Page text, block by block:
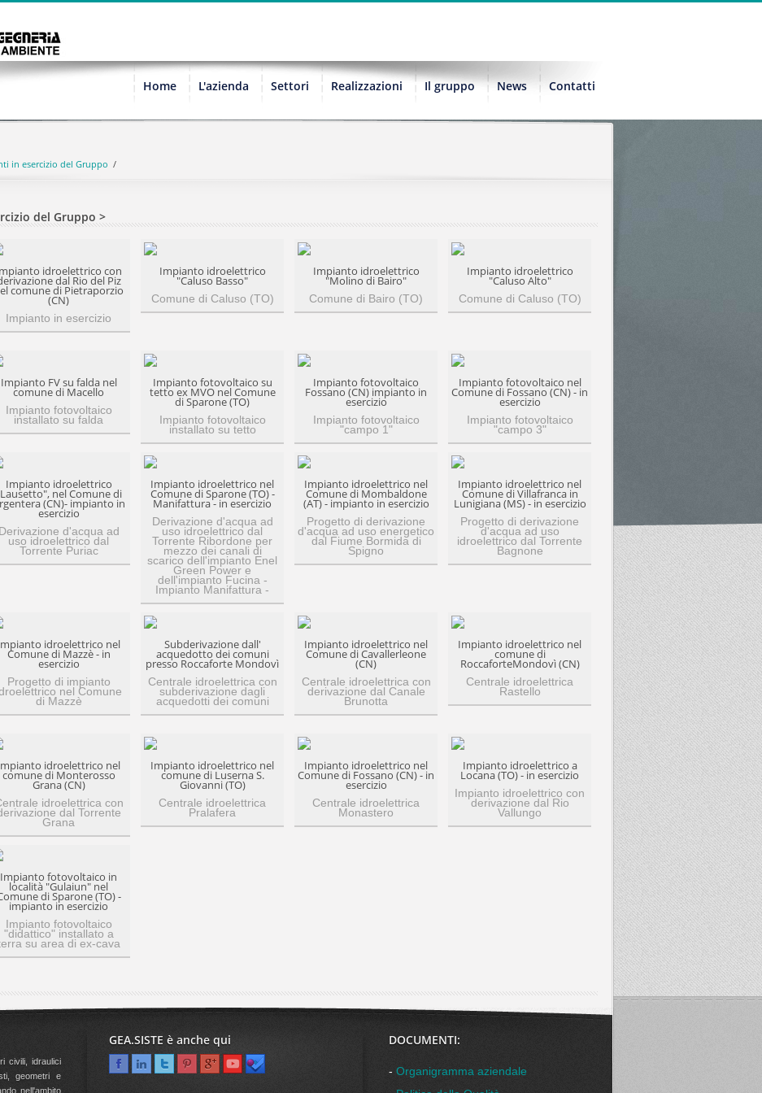
Home L'azienda Settori Realizzazioni Il gruppo News Contatti
in esercizio del Gruppo /
del Gruppo >
idroelettrico con
dal Rio del Piz
comune di Pietraporzio
(CN)
Impianto in esercizio
Impianto idroelettrico
"Caluso Basso"
Comune di Caluso (TO)
Impianto idroelettrico
"Molino di Bairo"
Comune di Bairo (TO)
Impianto idroelettrico
"Caluso Alto"
Comune di Caluso (TO)
Impianto FV su falda nel
comune di Macello
Impianto fotovoltaico
installato su falda
Impianto fotovoltaico su
tetto ex MVO nel Comune
di Sparone (TO)
Impianto fotovoltaico
installato su tetto
Impianto fotovoltaico
Fossano (CN) impianto in
esercizio
Impianto fotovoltaico
"campo 1"
Impianto fotovoltaico nel
Comune di Fossano (CN) - in
esercizio
Impianto fotovoltaico
"campo 3"
Impianto idroelettrico
nel Comune di
(CN)- impianto in
esercizio
Derivazione d'acqua ad
uso idroelettrico dal
Torrente Puriac
Impianto idroelettrico nel
Comune di Sparone (TO) -
Manifattura - in esercizio
Derivazione d'acqua ad
uso idroelettrico dal
Torrente Ribordone per
mezzo dei canali di
scarico dell'impianto Enel
Green Power e
dell'impianto Fucina -
Impianto Manifattura -
Impianto idroelettrico nel
Comune di Mombaldone
(AT) - impianto in esercizio
Progetto di derivazione
d'acqua ad uso energetico
dal Fiume Bormida di
Spigno
Impianto idroelettrico nel
Comune di Villafranca in
Lunigiana (MS) - in esercizio
Progetto di derivazione
d'acqua ad uso
idroelettrico dal Torrente
Bagnone
idroelettrico nel
Comune di Mazzè - in
esercizio
Progetto di impianto
nel Comune
di Mazzè
Subderivazione dall'
acquedotto dei comuni
presso Roccaforte Mondovì
Centrale idroelettrica con
subderivazione dagli
acquedotti dei comuni
Impianto idroelettrico nel
Comune di Cavallerleone
(CN)
Centrale idroelettrica con
derivazione dal Canale
Brunotta
Impianto idroelettrico nel
comune di
RoccaforteMondovì (CN)
Centrale idroelettrica
Rastello
idroelettrico nel
comune di Monterosso
Grana (CN)
idroelettrica con
dal Torrente
Grana
Impianto idroelettrico nel
comune di Luserna S.
Giovanni (TO)
Centrale idroelettrica
Pralafera
Impianto idroelettrico nel
Comune di Fossano (CN) - in
esercizio
Centrale idroelettrica
Monastero
Impianto idroelettrico a
Locana (TO) - in esercizio
Impianto idroelettrico con
derivazione dal Rio
Vallungo
Impianto fotovoltaico in
località "Gulaiun" nel
di Sparone (TO) -
impianto in esercizio
Impianto fotovoltaico
"didattico" installato a
su area di ex-cava
civili, idraulici
geometri e
nell'ambito
GEA.SISTE è anche qui DOCUMENTI:
- Organigramma aziendale